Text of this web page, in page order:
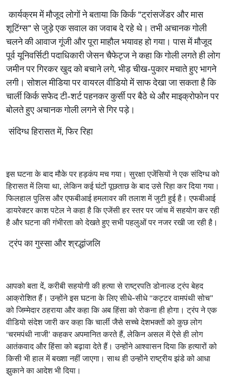
कार्यक्रममेंमौजूदलोगोंनेबतायाकिकिर्क"ट्रांसजेंडरऔरमास
शूटिंग्स"सेजुड़ेएकसवालकाजवाबदेरहेथे। तभीअचानकगोली
चलनेकीआवाजगूंजीऔरपूरामाहौलभयावहहोगया। पासमेंमौजूद
पूर्वयूनिवर्सिटीपदाधिकारीजेसनचैफेट्जनेकहाकिगोलीलगतेहीलोग
जमीनपरगिरकरखुदकोबचानेलगे, भीड़चीख-पुकारमचातेहुएभागने
लगी। सोशलमीडियापरवायरलवीडियोमेंसाफदेखाजासकताहैकि
चार्लीकिर्कसफेदटी-शर्टपहनकरकुर्सीपरबैठेथेऔरमाइक्रोफोनपर
बोलतेहुएअचानकगोलीलगनेसेगिरपड़े।
संदिग्धहिरासतमें,फिररिहा
इसघटनाकेबादमौकेपरहड़कंपमचगया। सुरक्षाएजेंसियोंनेएकसंदिग्धको
हिरासतमेंलियाथा,लेकिनकईघंटोंपूछताछकेबादउसेरिहाकरदियागया।
फिलहालपुलिसऔरएफबीआईहमलावरकीतलाशमेंजुटीहुईहै। एफबीआई
डायरेक्टरकाशपटेलनेकहाहैकिएजेंसीहरस्तरपरजांचमेंसहयोगकररही
हैऔरघटनाकीगंभीरताकोदेखतेहुएसभीपहलुओंपरनजररखीजारहीहै।
ट्रंपकागुस्साऔरश्रद्धांजलि
आपकोबतादें,करीबीसहयोगीकीहत्यासेराष्ट्रपतिडोनाल्डट्रंपबेहद
आक्रोशितहैं। उन्होंनेइसघटनाकेलिएसीधे-सीधे“कट्टरवामपंथीसोच”
कोजिम्मेदारठहरायाऔरकहाकिअबहिंसाकोरोकनाहीहोगा। ट्रंपनेएक
वीडियोसंदेशजारीकरकहाकिचार्लीजैसेसच्चेदेशभक्तोंकोकुछलोग
‘चरमपंथीनाजी’कहकरअपमानितकरतेहैं,लेकिनअसलमेंऐसेहीलोग
आतंकवादऔरहिंसाकोबढ़ावादेतेहैं। उन्होंनेआश्वासनदियाकिहत्यारोंको
किसीभीहालमेंबख्शानहींजाएगा। साथहीउन्होंनेराष्ट्रीयझंडेकोआधा
झुकानेकाआदेशभीदिया।